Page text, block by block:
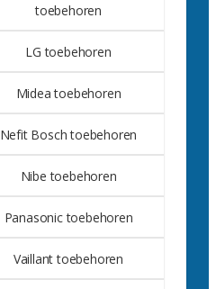
toebehoren
LG toebehoren
Midea toebehoren
Nefit Bosch toebehoren
Nibe toebehoren
Panasonic toebehoren
Vaillant toebehoren